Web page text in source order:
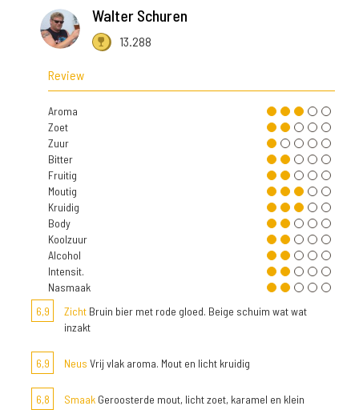
Walter Schuren
13.288
Review
Aroma
Zoet
Zuur
Bitter
Fruitig
Moutig
Kruidig
Body
Koolzuur
Alcohol
Intensit.
Nasmaak
6,9
Zicht Bruin bier met rode gloed. Beige schuim wat wat
inzakt
6,9 Neus Vrij vlak aroma. Mout en licht kruidig
6,8 Smaak Geroosterde mout, licht zoet, karamel en klein